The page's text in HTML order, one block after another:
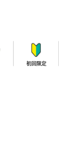
初回限定